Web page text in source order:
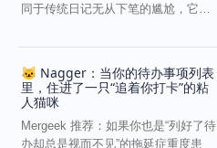
同于传统日记无从下笔的尴尬，它通
🐱 Nagger：当你的待办事项列表
里，住进了一只“追着你打卡”的粘
人猫咪
Mergeek 推荐：如果你也是“列好了待
办却总是视而不见”的拖延症重度患